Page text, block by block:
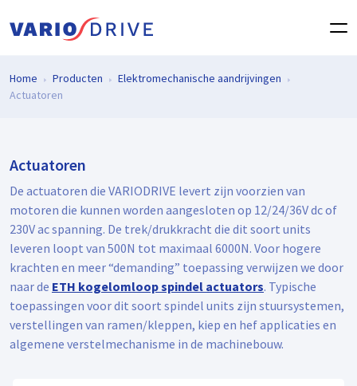
Home Producten
Elektromechanische aandrijvingen
Actuatoren
Actuatoren
De actuatoren die VARIODRIVE levert zijn voorzien van
motoren die kunnen worden aangesloten op 12/24/36V dc of
230V ac spanning. De trek/drukkracht die dit soort units
leveren loopt van 500N tot maximaal 6000N. Voor hogere
krachten en meer “demanding” toepassing verwijzen we door
naar de ETH kogelomloop spindel actuators. Typische
toepassingen voor dit soort spindel units zijn stuursystemen,
verstellingen van ramen/kleppen, kiep en hef applicaties en
algemene verstelmechanisme in de machinebouw.